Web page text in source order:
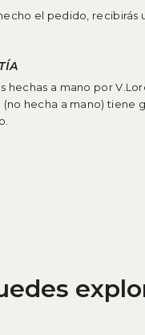
el pedido,
hechas a mano por
(no hecha a mano) tiene